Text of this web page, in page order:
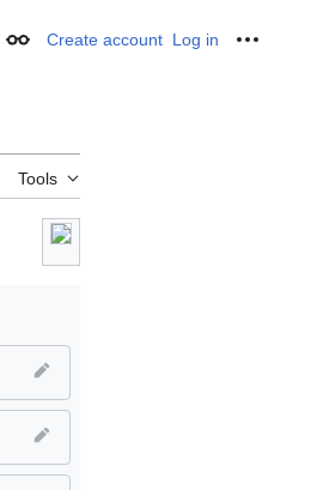
Appearance
Create account Log in
Tools